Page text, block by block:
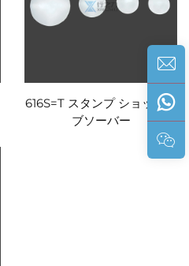
616S=T スタンプ ショックア
ブソーバー